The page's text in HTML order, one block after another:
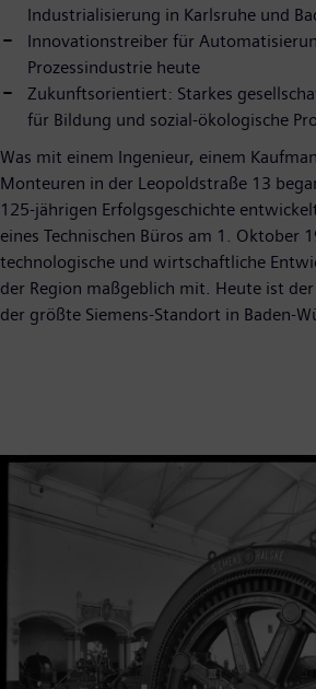
Industrialisierung in Karlsruhe und
Innovationstreiber für
Prozessindustrie heute
Zukunftsorientiert: Starkes
für Bildung und sozial-ökologische
Was mit einem Ingenieur, einem
Monteuren in der Leopoldstraße 13
125-jährigen Erfolgsgeschichte
eines Technischen Büros am 1. Oktober
technologische und wirtschaftliche
der Region maßgeblich mit. Heute ist
der größte Siemens-Standort in Baden-